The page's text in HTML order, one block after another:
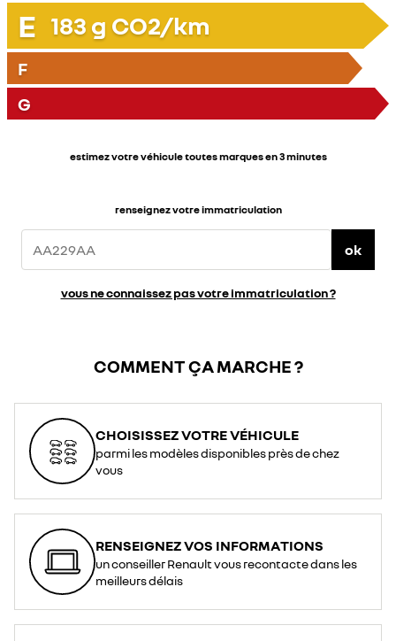
E 183 g CO2/km
F
G
estimez votre véhicule toutes marques en 3 minutes
renseignez votre immatriculation
ok
vous ne connaissez pas votre immatriculation ?
COMMENT ÇA MARCHE ?
CHOISISSEZ VOTRE VÉHICULE
parmi les modèles disponibles près de chez
vous
RENSEIGNEZ VOS INFORMATIONS
un conseiller Renault vous recontacte dans les
meilleurs délais